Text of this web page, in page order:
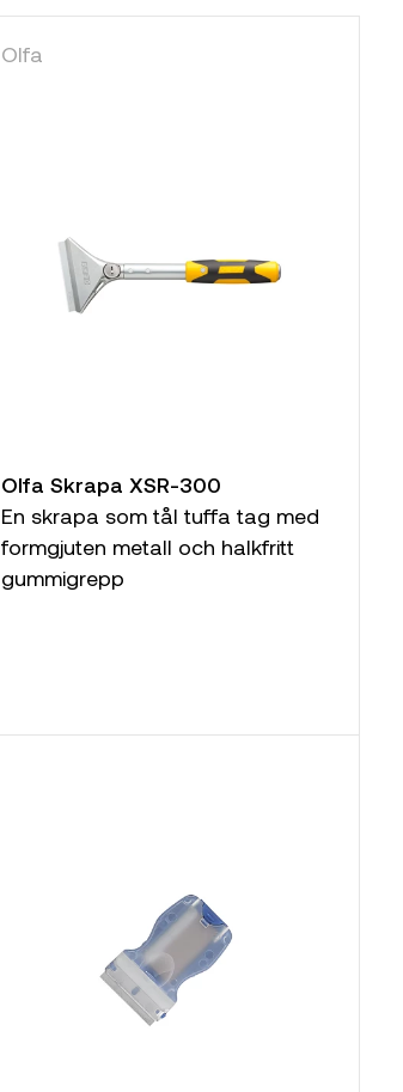
Olfa
Olfa Skrapa XSR-300
En skrapa som tål tuffa tag med
formgjuten metall och halkfritt
gummigrepp